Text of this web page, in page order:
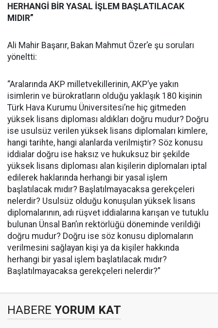
HERHANGİ BİR YASAL İŞLEM BAŞLATILACAK
MIDIR”
Ali Mahir Başarır, Bakan Mahmut Özer’e şu soruları
yöneltti:
“Aralarında AKP milletvekillerinin, AKP’ye yakın
isimlerin ve bürokratların olduğu yaklaşık 180 kişinin
Türk Hava Kurumu Üniversitesi’ne hiç gitmeden
yüksek lisans diploması aldıkları doğru mudur? Doğru
ise usulsüz verilen yüksek lisans diplomaları kimlere,
hangi tarihte, hangi alanlarda verilmiştir? Söz konusu
iddialar doğru ise haksız ve hukuksuz bir şekilde
yüksek lisans diploması alan kişilerin diplomaları iptal
edilerek haklarında herhangi bir yasal işlem
başlatılacak mıdır? Başlatılmayacaksa gerekçeleri
nelerdir? Usulsüz olduğu konuşulan yüksek lisans
diplomalarının, adı rüşvet iddialarına karışan ve tutuklu
bulunan Ünsal Ban’ın rektörlüğü döneminde verildiği
doğru mudur? Doğru ise söz konusu diplomaların
verilmesini sağlayan kişi ya da kişiler hakkında
herhangi bir yasal işlem başlatılacak mıdır?
Başlatılmayacaksa gerekçeleri nelerdir?”
HABERE YORUM KAT